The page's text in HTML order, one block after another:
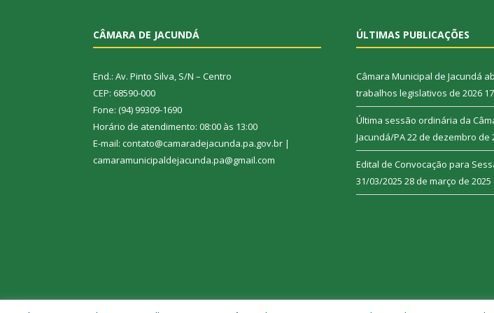
CÂMARA DE JACUNDÁ
End.: Av. Pinto Silva, S/N – Centro
CEP: 68590-000
Fone: (94) 99309-1690
Horário de atendimento: 08:00 às 13:00
E-mail: contato@camaradejacunda.pa.gov.br |
camaramunicipaldejacunda.pa@gmail.com
ÚLTIMAS PUBLICAÇÕES
Câmara Municipal de Jacundá
trabalhos legislativos de 2026
Última sessão ordinária da
Jacundá/PA22 de dezembro de
Edital de Convocação para
31/03/2025 28 de março de 2025